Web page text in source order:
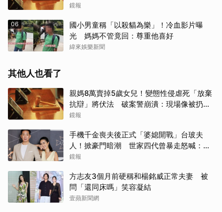
的洋娃娃
鏡報
06
國小男童稱「以殺貓為樂」！冷血影片曝
光 媽媽不管竟回：尊重他喜好
緯來娛樂新聞
其他人也看了
親媽8萬賣掉5歲女兒！變態性侵虐死「放棄
抗辯」將伏法 破案警崩潰：現場像被扔掉
的洋娃娃
鏡報
手機千金喪夫後正式「婆媳開戰」台玻夫
人！掀豪門暗潮 世家四代曾暴走怒喊：我
只是一個年輕人
鏡報
方志友3個月前硬稱和楊銘威正常夫妻 被
問「還同床嗎」笑容凝結
壹蘋新聞網